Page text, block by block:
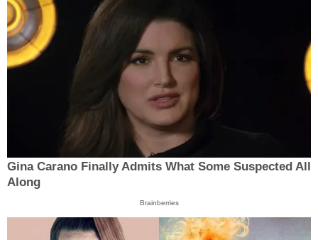
Gina Carano Finally Admits What Some Suspected All
Along
Brainberries